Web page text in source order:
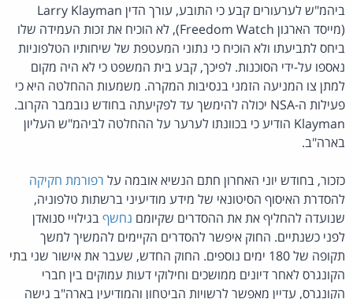
ביהמ"ש לערעורים קבע כי התובע, עורך הדין Larry Klayman
(מייסד הארגון Freedom Watch), לא הוכיח את זכות העמידה שלו
ביחס לתביעתו ולא הוכיח כי נתוני המעטפת של שיחותיו הטלפוניות
נאספו על-ידי הסוכנות. לפיכך, קבע בית המשפט כי לא היה מקום
למתן צו המניעה הזמני בנסיבות המקרה. משמעות ההחלטה היא כי
פעילות ה-NSA יכולה להימשך עד לפקיעתה בחודש נובמבר הקרוב.
Klayman הודיע כי בכוונתו לערער על ההחלטה לביהמ"ש העליון
בארה"ב.
כזכור, בחודש יוני האחרון חתם הנשיא אובמה על רפורמת חקיקה
להסדרת האיסוף הסיטונאי של מידע מודיעיני ברשתות טלפוניה,
שנועדה להחליף את את ההסדרים שקיומם נחשףבגילויי סנואדן
לפני כשנתיים. החוק איפשר להסדרים הקיימים להמשיך למשך
תקופה של 180 ימים נוספים. החוק החדש, שעבר את אישור שני בתי
הקונגרס לאחר דיונים ממושכים וחילוקי דעות עמוקים בין חברי
הקונגרס, עדיין מאפשר לרשויות הביטחון והמודיעין בארה"ב גישה